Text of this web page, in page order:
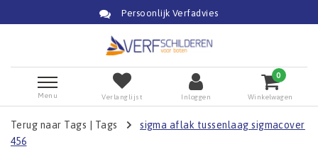
Persoonlijk Verfadvies
Menu Verlanglijst Inloggen
0
Winkelwagen
Terug naar Tags Tags
sigma aflak tussenlaag sigmacover
456